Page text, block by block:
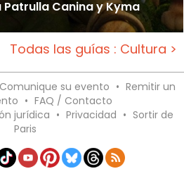
Patrulla Canina y Kyma
Todas las guías : Cultura >
Comunique su evento • Remitir un
• FAQ / Contacto
jurídica • Privacidad • Sortir de
Paris